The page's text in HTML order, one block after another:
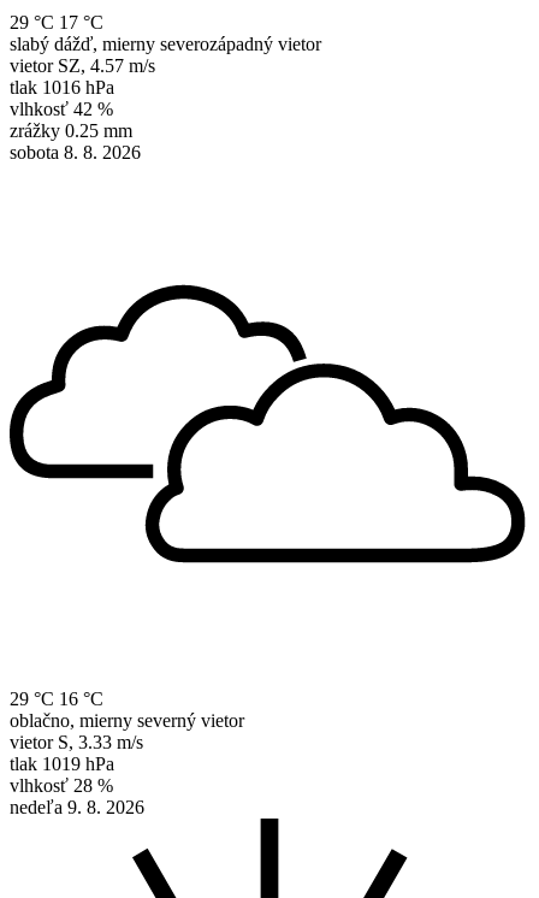
29 °C 17 °C
slabý dážď, mierny severozápadný vietor
vietor SZ, 4.57 m/s
tlak 1016 hPa
vlhkosť 42 %
zrážky 0.25 mm
sobota 8. 8. 2026
29 °C 16 °C
oblačno, mierny severný vietor
vietor S, 3.33 m/s
tlak 1019 hPa
vlhkosť 28 %
nedeľa 9. 8. 2026